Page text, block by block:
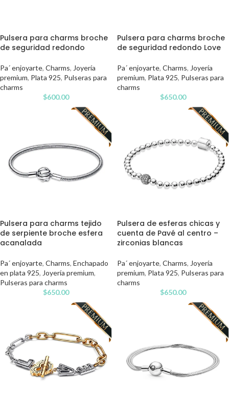
Pulsera para charms broche
de seguridad redondo
Pa´ enjoyarte, Charms, Joyería
premium, Plata 925, Pulseras para
charms
$600.00
Pulsera para charms broche
de seguridad redondo Love
Pa´ enjoyarte, Charms, Joyería
premium, Plata 925, Pulseras para
charms
$650.00
Pulsera para charms tejido
de serpiente broche esfera
acanalada
Pa´ enjoyarte, Charms, Enchapado
en plata 925, Joyería premium,
Pulseras para charms
$650.00
Pulsera de esferas chicas y
cuenta de Pavé al centro –
zirconias blancas
Pa´ enjoyarte, Charms, Joyería
premium, Plata 925, Pulseras para
charms
$650.00